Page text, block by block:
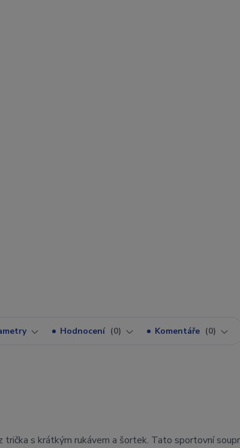
Hodnocení 0 Komentáře 0
trička s krátkým rukávem a šortek. Tato sportovní